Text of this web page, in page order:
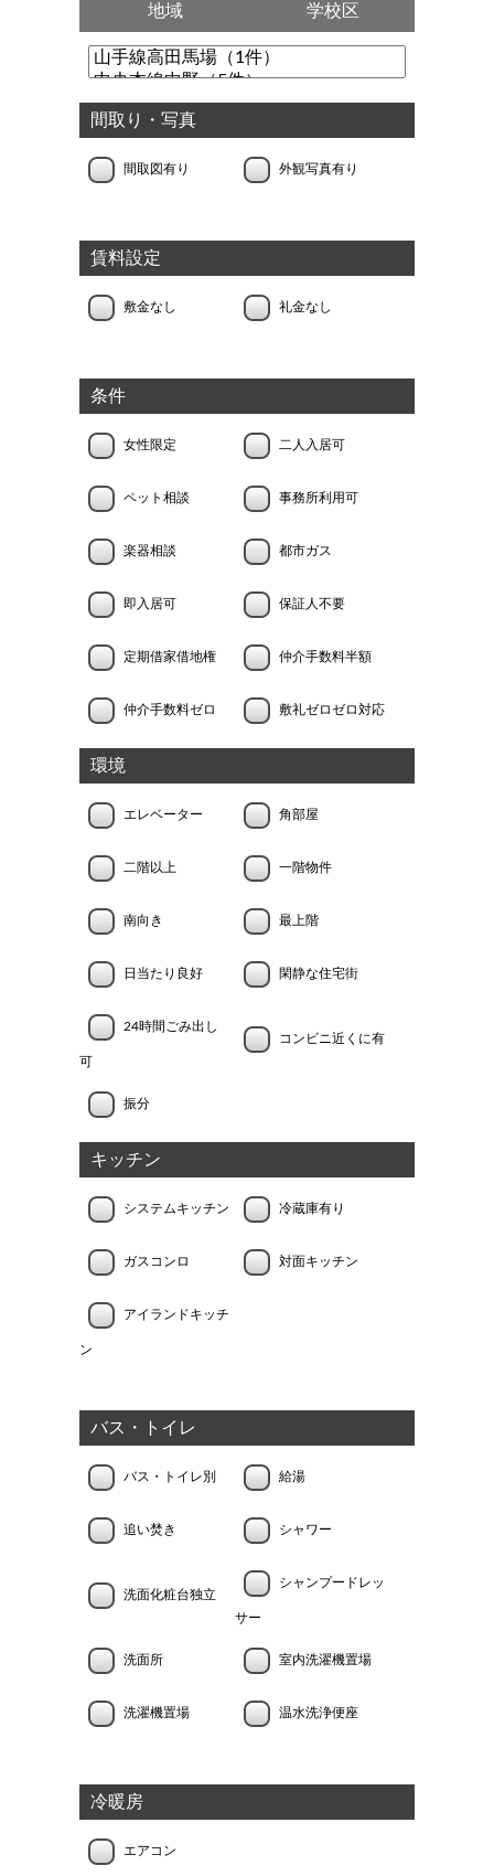
地域 学校区
間取り・写真
間取図有り 外観写真有り
賃料設定
敷金なし 礼金なし
条件
女性限定 二人入居可
ペット相談 事務所利用可
楽器相談 都市ガス
即入居可 保証人不要
定期借家借地権 仲介手数料半額
仲介手数料ゼロ 敷礼ゼロゼロ対応
環境
エレベーター 角部屋
二階以上 一階物件
南向き 最上階
日当たり良好 閑静な住宅街
24時間ごみ出し
可
コンビニ近くに有
振分
キッチン
システムキッチン 冷蔵庫有り
ガスコンロ 対面キッチン
アイランドキッチ
ン
バス・トイレ
バス・トイレ別 給湯
追い焚き シャワー
洗面化粧台独立
シャンプードレッ
サー
洗面所 室内洗濯機置場
洗濯機置場 温水洗浄便座
冷暖房
エアコン